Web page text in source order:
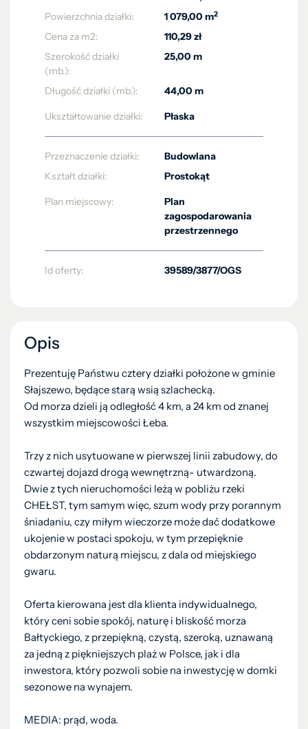
Powierzchnia działki:
1 079,00 m2
Cena za m2:
110,29 zł
Szerokość działki
(mb.):
25,00 m
Długość działki (mb.): 44,00 m
Ukształtowanie działki: Płaska
Przeznaczenie działki:
Budowlana
Kształt działki:
Prostokąt
Plan miejscowy:
Plan
zagospodarowania
przestrzennego
Id oferty: 39589/3877/OGS
Opis
Prezentuję Państwu cztery działki położone w gminie
Słajszewo, będące starą wsią szlachecką.
Od morza dzieli ją odległość 4 km, a 24 km od znanej
wszystkim miejscowości Łeba.
Trzy z nich usytuowane w pierwszej linii zabudowy, do
czwartej dojazd drogą wewnętrzną- utwardzoną.
Dwie z tych nieruchomości leżą w pobliżu rzeki
CHEŁST, tym samym więc, szum wody przy porannym
śniadaniu, czy miłym wieczorze może dać dodatkowe
ukojenie w postaci spokoju, w tym przepięknie
obdarzonym naturą miejscu, z dala od miejskiego
gwaru.
Oferta kierowana jest dla klienta indywidualnego,
który ceni sobie spokój, naturę i bliskość morza
Bałtyckiego, z przepiękną, czystą, szeroką, uznawaną
za jedną z piękniejszych plaż w Polsce, jak i dla
inwestora, który pozwoli sobie na inwestycję w domki
sezonowe na wynajem.
MEDIA: prąd, woda.